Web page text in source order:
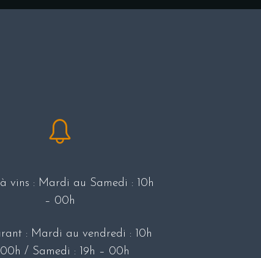
vins : Mardi au Samedi : 10h
– 00h
: Mardi au vendredi : 10h
/ Samedi : 19h – 00h